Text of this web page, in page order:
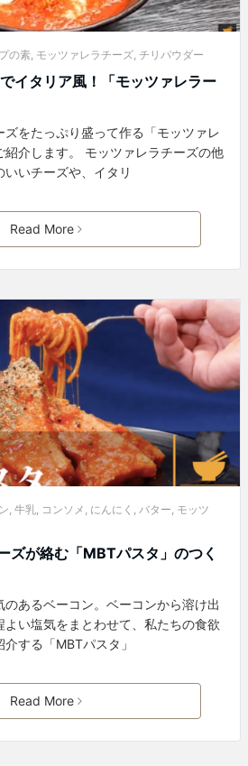
の素, モッツァレラチーズ, チリパウダー
イタリア風！「モッツァレラー
をたっぷり盛って作る「モッツァレ
紹介します。 モッツァレラチーズの他
いチーズや、イタリ
Read More
, 牛乳, コンソメ , にんにく , バター, モッツ
ズが絡む「MBTパスタ」のつく
あるベーコン。ベーコンから溶け出
い塩気をまとわせて、私たちの食欲
する「MBTパスタ」
Read More